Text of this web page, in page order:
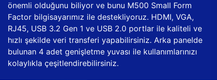
önemli olduğunu biliyor ve bunu M500 Small Form
Factor bilgisayarımız ile destekliyoruz. HDMI, VGA,
RJ45, USB 3.2 Gen 1 ve USB 2.0 portlar ile kaliteli ve
hızlı şekilde veri transferi yapabilirsiniz. Arka panelde
bulunan 4 adet genişletme yuvası ile kullanımlarınızı
kolaylıkla çeşitlendirebilirsiniz.